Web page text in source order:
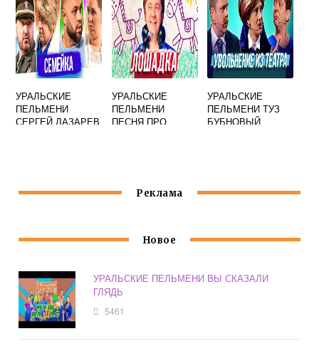
УРАЛЬСКИЕ
ПЕЛЬМЕНИ
СЕРГЕЙ ЛАЗАРЕВ
УРАЛЬСКИЕ
ПЕЛЬМЕНИ
ПЕСНЯ ПРО
УРАЛЬСКИЕ
ПЕЛЬМЕНИ ТУЗ
БУБНОВЫЙ
Реклама
Новое
УРАЛЬСКИЕ ПЕЛЬМЕНИ ВЫ СКАЗАЛИ
ГЛЯДЬ
5461